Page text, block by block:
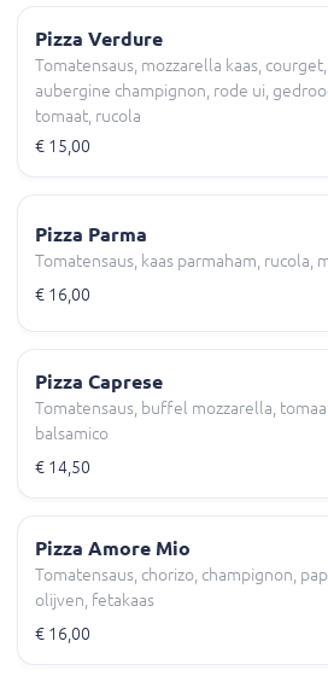
Pizza Verdure
Tomatensaus, mozzarella kaas, courget,
aubergine champignon, rode ui,
tomaat, rucola
€ 15,00
Pizza Parma
Tomatensaus, kaas parmaham, rucola,
€ 16,00
Pizza Caprese
Tomatensaus, buffel mozzarella,
balsamico
€ 14,50
Pizza Amore Mio
Tomatensaus, chorizo, champignon,
olijven, fetakaas
€ 16,00